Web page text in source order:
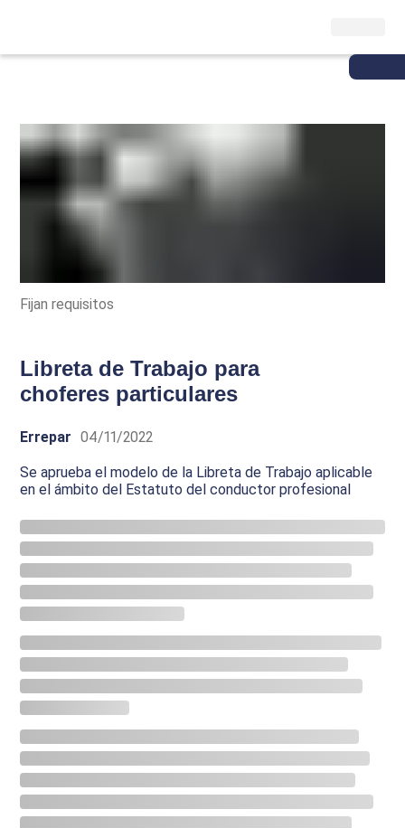
Fijan requisitos
Libreta de Trabajo para
choferes particulares
Errepar 04/11/2022
Se aprueba el modelo de la Libreta de Trabajo aplicable
en el ámbito del Estatuto del conductor profesional